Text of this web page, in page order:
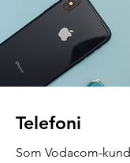
Telefoni
Som Vodacom-